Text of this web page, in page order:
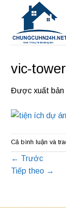
dung
vic-
Được xuất bản
Cả bình luận và
← Trước
Tiếp theo →